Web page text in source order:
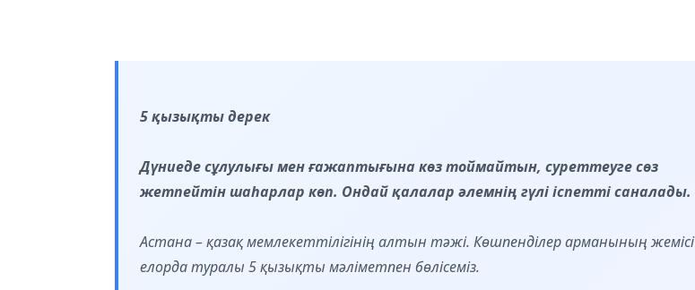
5 қызықты дерек
Дүниеде сұлулығы мен ғажаптығына көз тоймайтын, суреттеуге сөз
жетпейтін шаһарлар көп. Ондай қалалар әлемнің гүлі іспетті саналады.
Астана – қазақ мемлекеттілігінің алтын тәжі. Көшпенділер арманының жемісі
елорда туралы 5 қызықты мәліметпен бөлісеміз.